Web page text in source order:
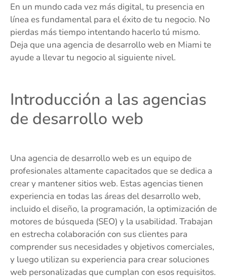
En un mundo cada vez más digital, tu presencia en
línea es fundamental para el éxito de tu negocio. No
pierdas más tiempo intentando hacerlo tú mismo.
Deja que una agencia de desarrollo web en Miami te
ayude a llevar tu negocio al siguiente nivel.
Introducción a las agencias
de desarrollo web
Una agencia de desarrollo web es un equipo de
profesionales altamente capacitados que se dedica a
crear y mantener sitios web. Estas agencias tienen
experiencia en todas las áreas del desarrollo web,
incluido el diseño, la programación, la optimización de
motores de búsqueda (SEO) y la usabilidad. Trabajan
en estrecha colaboración con sus clientes para
comprender sus necesidades y objetivos comerciales,
y luego utilizan su experiencia para crear soluciones
web personalizadas que cumplan con esos requisitos.